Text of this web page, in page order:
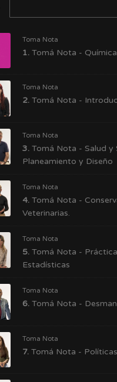
Toma Nota
1. Tomá Nota -
Toma Nota
2. Tomá Nota -
Toma Nota
3. Tomá Nota - Salud y
Planeamiento y Diseño
Toma Nota
4. Tomá Nota -
Veterinarias.
Toma Nota
5. Tomá Nota -
Estadísticas
Toma Nota
6. Tomá Nota -
Toma Nota
7. Tomá Nota -